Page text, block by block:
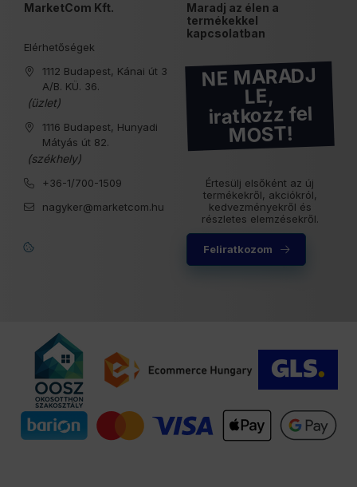
MarketCom Kft.
Elérhetőségek
1112 Budapest, Kánai út 3
A/B. KÜ. 36.
(üzlet)
1116 Budapest, Hunyadi
Mátyás út 82.
(székhely)
+36-1/700-1509
nagyker@marketcom.hu
Maradj az élen a
termékekkel
kapcsolatban
NE MARADJ
LE,
iratkozz fel
MOST!
Értesülj elsőként az új
termékekről, akciókról,
kedvezményekről és
részletes elemzésekről.
Feliratkozom